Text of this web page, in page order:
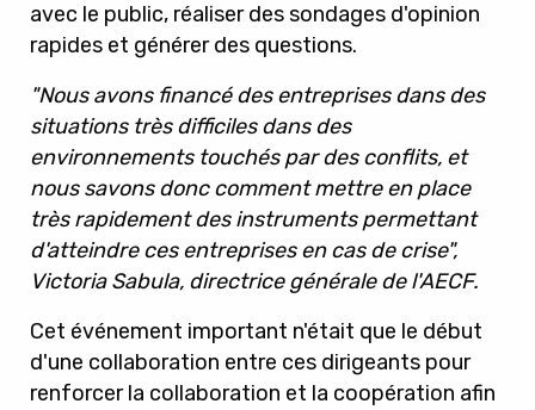
avec le public, réaliser des sondages d'opinion
rapides et générer des questions.
"Nous avons financé des entreprises dans des
situations très difficiles dans des
environnements touchés par des conflits, et
nous savons donc comment mettre en place
très rapidement des instruments permettant
d'atteindre ces entreprises en cas de crise",
Victoria Sabula, directrice générale de l'AECF.
Cet événement important n'était que le début
d'une collaboration entre ces dirigeants pour
renforcer la collaboration et la coopération afin